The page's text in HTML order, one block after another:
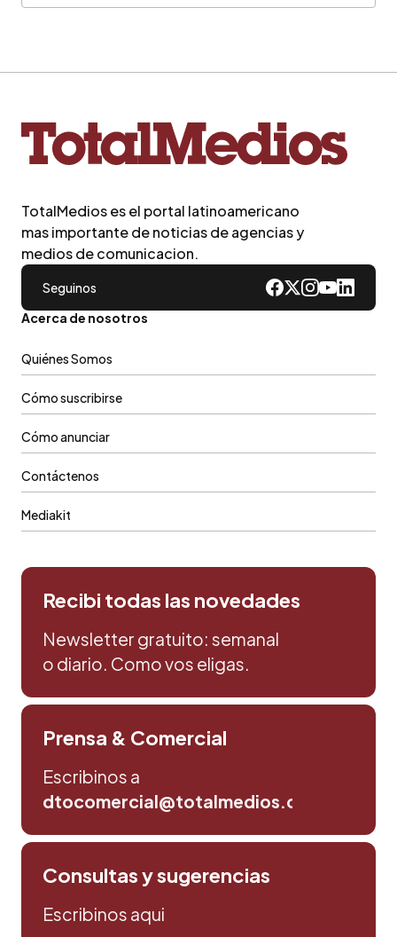
TotalMedios es el portal latinoamericano
mas importante de noticias de agencias y
medios de comunicacion.
Seguinos
Acerca de nosotros
Quiénes Somos
Cómo suscribirse
Cómo anunciar
Contáctenos
Mediakit
Recibi todas las novedades
Newsletter gratuito: semanal
o diario. Como vos eligas.
Prensa & Comercial
Escribinos a
dtocomercial@totalmedios.com
Consultas y sugerencias
Escribinos aqui